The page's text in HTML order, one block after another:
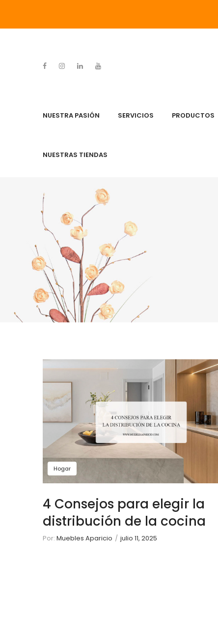
NUESTRA PASIÓN SERVICIOS PRODUCTOS
NUESTRAS TIENDAS
Hogar
4 Consejos para elegir la
distribución de la cocina
Por: Muebles Aparicio / julio 11, 2025